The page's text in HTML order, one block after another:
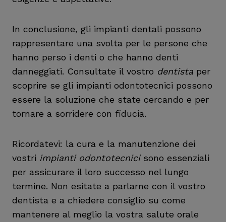
In conclusione, gli impianti dentali possono
rappresentare una svolta per le persone che
hanno perso i denti o che hanno denti
danneggiati. Consultate il vostro dentista per
scoprire se gli impianti odontotecnici possono
essere la soluzione che state cercando e per
tornare a sorridere con fiducia.
Ricordatevi: la cura e la manutenzione dei
vostri impianti odontotecnicisono essenziali
per assicurare il loro successo nel lungo
termine. Non esitate a parlarne con il vostro
dentista e a chiedere consiglio su come
mantenere al meglio la vostra salute orale